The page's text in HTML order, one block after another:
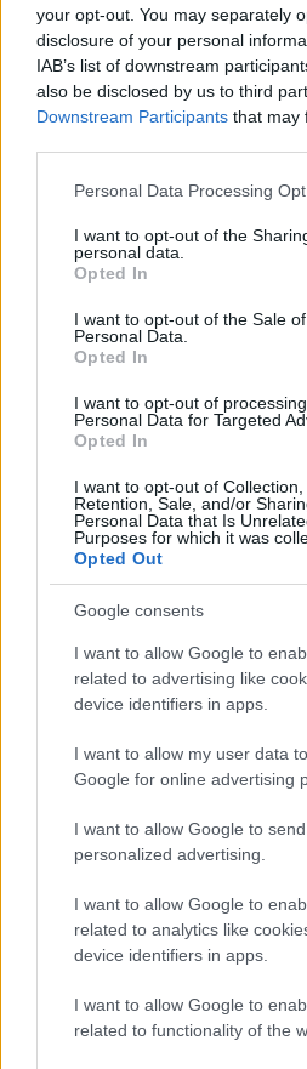
your opt-out. You may separately
disclosure of your personal
IAB’s list of downstream
also be disclosed by us to third
Downstream Participants that may
Please note that this website/app
not limited to your visit or usage
grant or deny consent to Google
use your data for below specified
consent section.
Personal Data Processing
I want to opt-out of the
personal data.
Opted In
I want to opt-out of the Sale
Personal Data.
Opted In
I want to opt-out of
Personal Data for Targeted
Opted In
I want to opt-out of Collection,
Retention, Sale, and/or
Personal Data that Is
Purposes for which it was
Opted Out
Google consents
I want to allow Google to
related to advertising like
device identifiers in apps.
I want to allow my user data
Google for online advertising
I want to allow Google to
personalized advertising.
I want to allow Google to
related to analytics like
device identifiers in apps.
I want to allow Google to
related to functionality of the
AiAdhubMedia
GAMING NEWS
William, Kate e i principini in